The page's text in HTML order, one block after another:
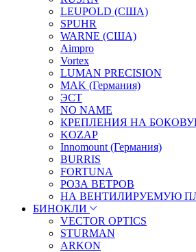
LEUPOLD (США)
SPUHR
WARNE (США)
Aimpro
Vortex
LUMAN PRECISION
MAK (Германия)
ЭСТ
NO NAME
КРЕПЛЕНИЯ НА
KOZAP
Innomount (Германия)
BURRIS
FORTUNA
РОЗА ВЕТРОВ
НА ВЕНТИЛИРУЕМУЮ
БИНОКЛИ
VECTOR OPTICS
STURMAN
ARKON